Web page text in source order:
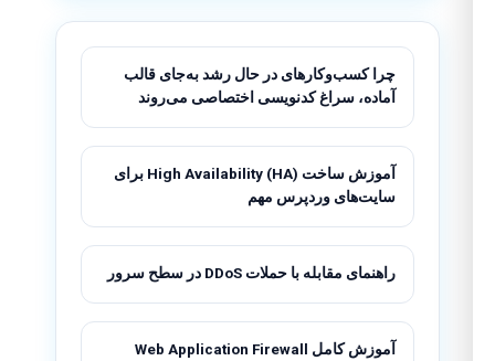
چرا کسب‌وکارهای در حال رشد به‌جای قالب
آماده، سراغ کدنویسی اختصاصی می‌روند
آموزش ساخت High Availability (HA) برای
سایت‌های وردپرس مهم
راهنمای مقابله با حملات DDoS در سطح سرور
آموزش کامل Web Application Firewall